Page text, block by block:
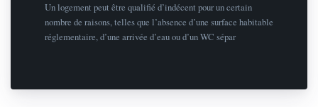
Un logement peut être qualifié d’indécent pour un certain
nombre de raisons, telles que l’absence d’une surface habitable
réglementaire, d’une arrivée d’eau ou d’un WC sépar